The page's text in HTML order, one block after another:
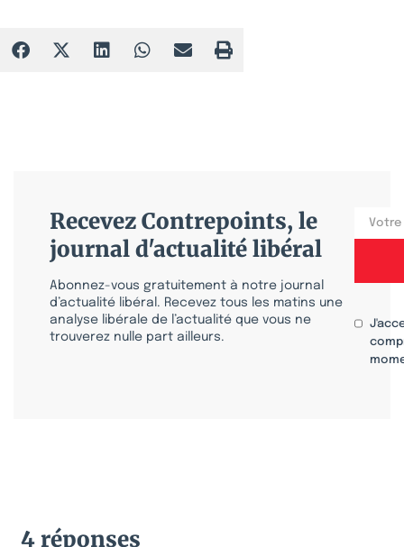
Recevez Contrepoints, le
journal d'actualité libéral
Abonnez-vous gratuitement à notre journal
d’actualité libéral. Recevez tous les matins une
analyse libérale de l’actualité que vous ne
trouverez nulle part ailleurs.
4 réponses